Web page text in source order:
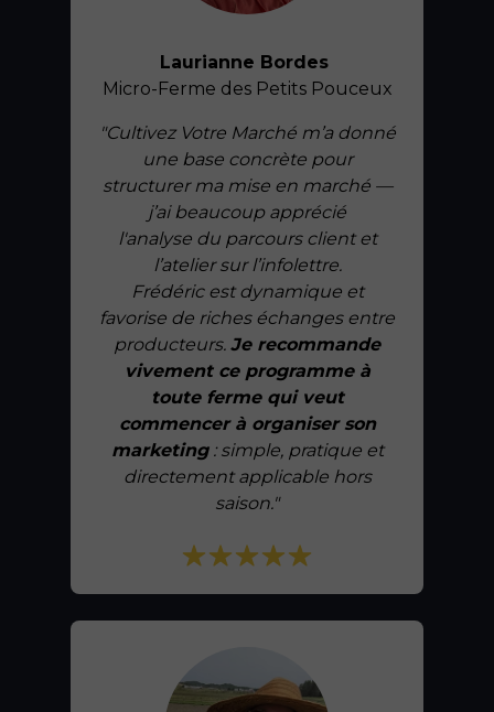
Laurianne Bordes
Micro-Ferme des Petits Pouceux
"Cultivez Votre Marché m’a donné
une base concrète pour
structurer ma mise en marché —
j’ai beaucoup apprécié
l'analyse du parcours client et
l’atelier sur l’infolettre.
Frédéric est dynamique et
favorise de riches échanges entre
producteurs. Je recommande
vivement ce programme à
toute ferme qui veut
commencer à organiser son
marketing: simple, pratique et
directement applicable hors
saison."